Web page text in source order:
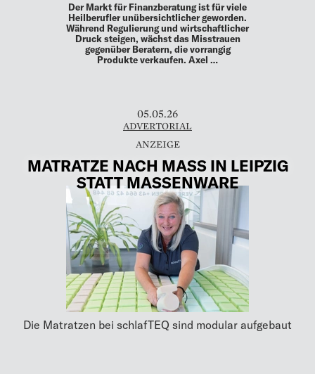
Der Markt für Finanzberatung ist für viele
Heilberufler unübersichtlicher geworden.
Während Regulierung und wirtschaftlicher
Druck steigen, wächst das Misstrauen
gegenüber Beratern, die vorrangig
Produkte verkaufen. Axel …
05.05.26
ADVERTORIAL
MATRATZE NACH MASS IN LEIPZIG
STATT MASSENWARE
Die Matratzen bei schlafTEQ sind modular aufgebaut